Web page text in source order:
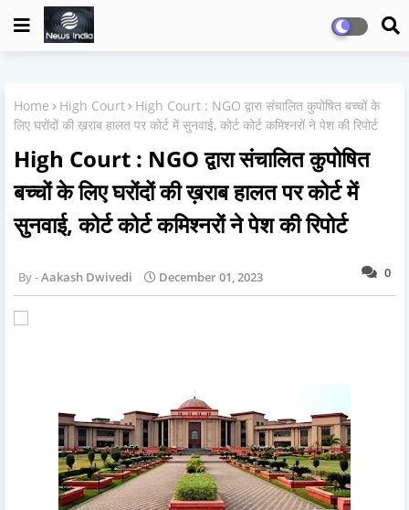
Home High Court
High Court : NGO द्वारा संचालित कुपोषित बच्चों के
लिए घरोंदों की ख़राब हालत पर कोर्ट में सुनवाई, कोर्ट कोर्ट कमिश्नरों ने पेश की रिपोर्ट
High Court : NGO द्वारा संचालित कुपोषित
बच्चों के लिए घरोंदों की ख़राब हालत पर कोर्ट में
सुनवाई, कोर्ट कोर्ट कमिश्नरों ने पेश की रिपोर्ट
0
Aakash Dwivedi December 01, 2023